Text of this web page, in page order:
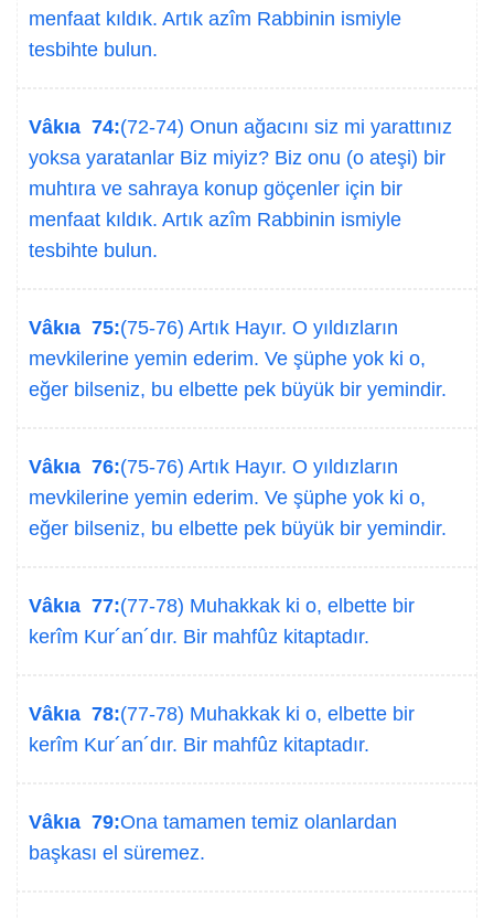
menfaat kıldık. Artık azîm Rabbinin ismiyle
tesbihte bulun.
Vâkıa 74:(72-74) Onun ağacını siz mi yarattınız
yoksa yaratanlar Biz miyiz? Biz onu (o ateşi) bir
muhtıra ve sahraya konup göçenler için bir
menfaat kıldık. Artık azîm Rabbinin ismiyle
tesbihte bulun.
Vâkıa 75:(75-76) Artık Hayır. O yıldızların
mevkilerine yemin ederim. Ve şüphe yok ki o,
eğer bilseniz, bu elbette pek büyük bir yemindir.
Vâkıa 76:(75-76) Artık Hayır. O yıldızların
mevkilerine yemin ederim. Ve şüphe yok ki o,
eğer bilseniz, bu elbette pek büyük bir yemindir.
Vâkıa 77:(77-78) Muhakkak ki o, elbette bir
kerîm Kur´an´dır. Bir mahfûz kitaptadır.
Vâkıa 78:(77-78) Muhakkak ki o, elbette bir
kerîm Kur´an´dır. Bir mahfûz kitaptadır.
Vâkıa 79:Ona tamamen temiz olanlardan
başkası el süremez.